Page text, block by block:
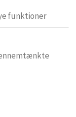
funktioner